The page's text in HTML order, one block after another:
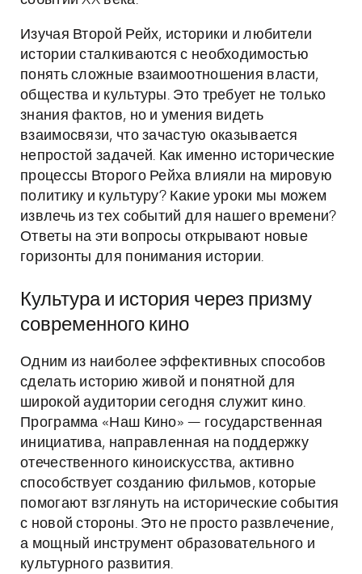
Изучая Второй Рейх, историки и любители
истории сталкиваются с необходимостью
понять сложные взаимоотношения власти,
общества и культуры. Это требует не только
знания фактов, но и умения видеть
взаимосвязи, что зачастую оказывается
непростой задачей. Как именно исторические
процессы Второго Рейха влияли на мировую
политику и культуру? Какие уроки мы можем
извлечь из тех событий для нашего времени?
Ответы на эти вопросы открывают новые
горизонты для понимания истории.
Культура и история через призму
современного кино
Одним из наиболее эффективных способов
сделать историю живой и понятной для
широкой аудитории сегодня служит кино.
Программа «Наш Кино» — государственная
инициатива, направленная на поддержку
отечественного киноискусства, активно
способствует созданию фильмов, которые
помогают взглянуть на исторические события
с новой стороны. Это не просто развлечение,
а мощный инструмент образовательного и
культурного развития.